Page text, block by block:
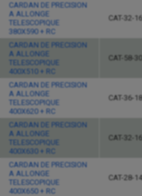
CARDAN DE PRECISION
A ALLONGE
TELESCOPIQUE
380X590 + RC
CAT-32-
CARDAN DE PRECISION
A ALLONGE
TELESCOPIQUE
400X510 + RC
CAT-58-
CARDAN DE PRECISION
A ALLONGE
TELESCOPIQUE
400X620 + RC
CAT-36-
CARDAN DE PRECISION
A ALLONGE
TELESCOPIQUE
400X630 + RC
CAT-32-
CARDAN DE PRECISION
A ALLONGE
TELESCOPIQUE
400X650 + RC
CAT-28-